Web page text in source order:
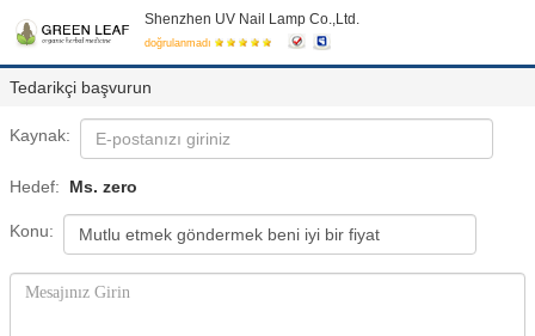
Shenzhen UV Nail Lamp Co.,Ltd.
doğrulanmadı
Tedarikçi başvurun
Kaynak:
Hedef: Ms. zero
Konu: